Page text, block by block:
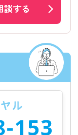
談する